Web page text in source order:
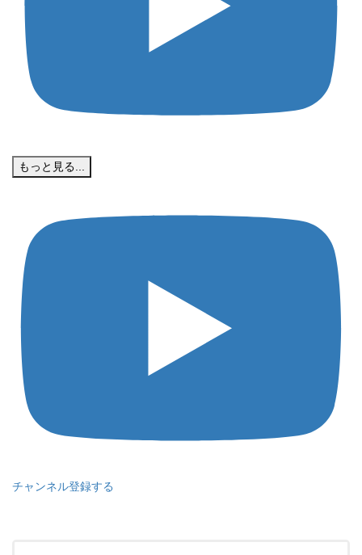
もっと見る...
チャンネル登録する